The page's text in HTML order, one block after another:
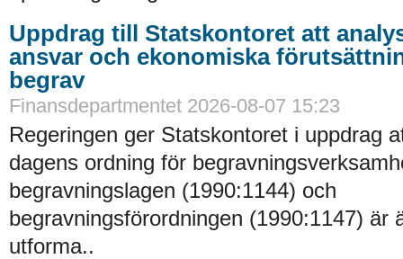
Uppdrag till Statskontoret att
ansvar och ekonomiska
begrav
Finansdepartmentet 2026-08-07 15:23
Regeringen ger Statskontoret i uppdrag
dagens ordning för
begravningslagen (1990:1144) och
begravningsförordningen (1990:1147) är
utforma..